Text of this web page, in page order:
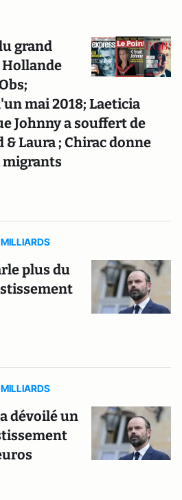
grand
mai 2018; Laeticia
Johnny a souffert de
Laura ; Chirac donne
migrants
plus du
dévoilé un